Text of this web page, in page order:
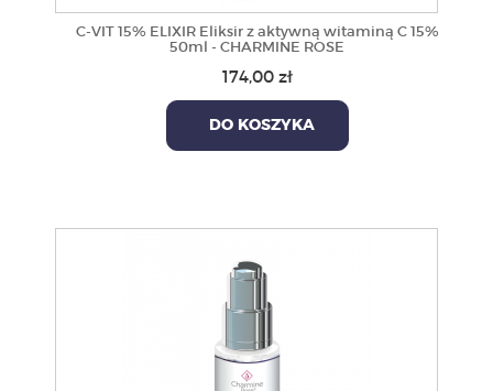
C-VIT 15% ELIXIR Eliksir z aktywną witaminą C 15%
50ml - CHARMINE ROSE
174,00 zł
DO KOSZYKA